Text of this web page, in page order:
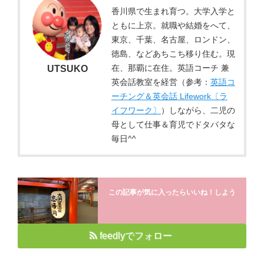
香川県で生まれ育つ。大学入学と
ともに上京。就職や結婚をへて、
東京、千葉、名古屋、ロンドン、
徳島、などあちこち移り住む。現
在、那覇に在住。英語コーチ 兼
英会話教室を経営（参考： 英語コ
ーチング＆英会話 Lifework〔ラ
イフワーク〕
）しながら、二児の
母として仕事＆育児でドタバタな
毎日^^
UTSUKO
この記事が気に入ったらいいね！しよう
feedlyでフォロー